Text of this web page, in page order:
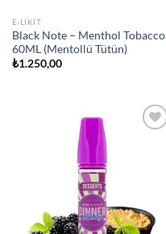
E-LIKIT
Black Note – Menthol Tobacco
60ML (Mentollü Tütün)
₺1.250,00